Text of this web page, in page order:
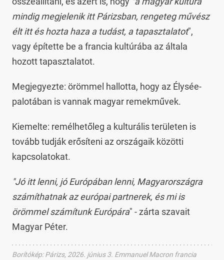
mindig megjelenik itt Párizsban, rengeteg művész
élt itt és hozta haza a tudást, a tapasztalatot",
vagy építette be a francia kultúrába az általa
hozott tapasztalatot.
Megjegyezte: örömmel hallotta, hogy az Élysée-
palotában is vannak magyar remekművek.
Kiemelte: remélhetőleg a kulturális területen is
tovább tudják erősíteni az országaik közötti
kapcsolatokat.
"Jó itt lenni, jó Európában lenni, Magyarországra
számíthatnak az európai partnerek, és mi is
örömmel számítunk Európára" - zárta szavait
Magyar Péter.
Borítókép:Párizs, 2026. június 3. Emmanuel Macron francia